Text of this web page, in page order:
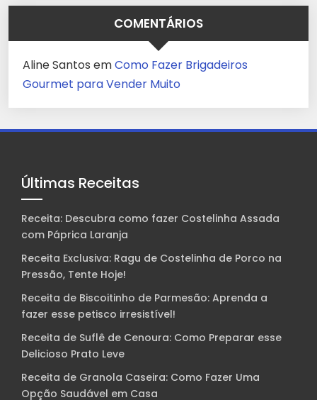
COMENTÁRIOS
Aline Santos emComo Fazer Brigadeiros
Gourmet para Vender Muito
Últimas Receitas
Receita: Descubra como fazer Costelinha Assada
com Páprica Laranja
Receita Exclusiva: Ragu de Costelinha de Porco na
Pressão, Tente Hoje!
Receita de Biscoitinho de Parmesão: Aprenda a
fazer esse petisco irresistível!
Receita de Suflê de Cenoura: Como Preparar esse
Delicioso Prato Leve
Receita de Granola Caseira: Como Fazer Uma
Opção Saudável em Casa